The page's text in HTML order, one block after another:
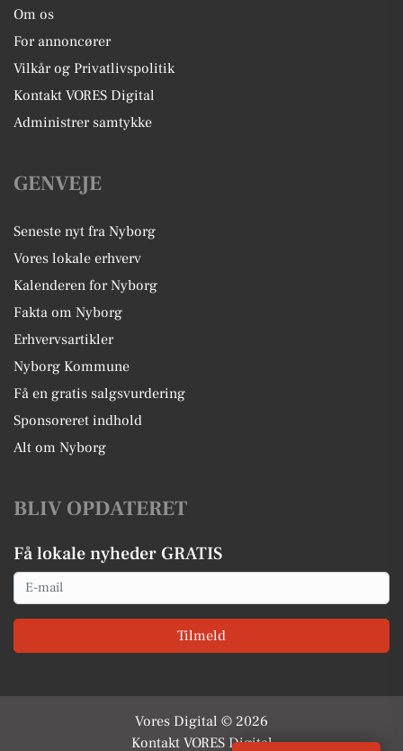
periode fungerede Nyborg i praksis som landets hovedstad.
Derudover var Nyborg Slot i dele af det 15. og 16.
Nyborg oplevede flere gange store brande i løbet af
år.
Da svenskerne i starten af 1658 marcherede over et
tilfrosset Storebælt, kunne byen ikke forsvare sig selv, og
fritaget for helt eller delvist at skulle betale skat i de
indflydelse, men spiller i dag stadig en vigtig rolle for
forbindelsen mellem Fyn og Sjælland.
Byens seværdigheder
Nyborg. I dag er det indrettet som museum og har været på
Om os
For annoncører
Vilkår og Privatlivspolitik
Kontakt VORES Digital
Administrer samtykke
GENVEJE
Seneste nyt fra Nyborg
Vores lokale erhverv
Kalenderen for Nyborg
Fakta om Nyborg
Erhvervsartikler
Nyborg Kommune
Få en gratis salgsvurdering
Sponsoreret indhold
Alt om Nyborg
BLIV OPDATERET
Få lokale nyheder GRATIS
Email
Tilmeld
Vores Digital © 2026
Kontakt VORES Digital